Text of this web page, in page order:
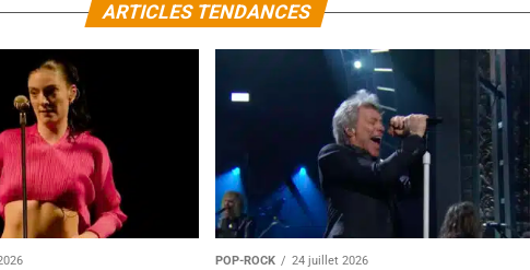
ARTICLES TENDANCES
POP-ROCK 24 juillet 2026